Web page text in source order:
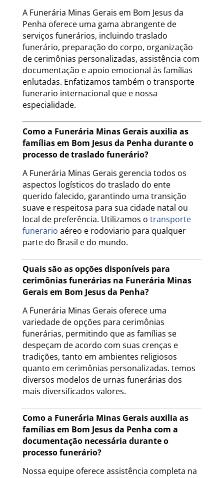
A Funerária Minas Gerais em Bom Jesus da
Penha oferece uma gama abrangente de
serviços funerários, incluindo traslado
funerário, preparação do corpo, organização
de cerimônias personalizadas, assistência com
documentação e apoio emocional às famílias
enlutadas. Enfatizamos também o transporte
funerario internacional que e nossa
especialidade.
Como a Funerária Minas Gerais auxilia as
famílias em Bom Jesus da Penha durante o
processo de traslado funerário?
A Funerária Minas Gerais gerencia todos os
aspectos logísticos do traslado do ente
querido falecido, garantindo uma transição
suave e respeitosa para sua cidade natal ou
local de preferência. Utilizamos o transporte
funerario aéreo e rodoviario para qualquer
parte do Brasil e do mundo.
Quais são as opções disponíveis para
cerimônias funerárias na Funerária Minas
Gerais em Bom Jesus da Penha?
A Funerária Minas Gerais oferece uma
variedade de opções para cerimônias
funerárias, permitindo que as famílias se
despeçam de acordo com suas crenças e
tradições, tanto em ambientes religiosos
quanto em cerimônias personalizadas. temos
diversos modelos de urnas funerárias dos
mais diversificados valores.
Como a Funerária Minas Gerais auxilia as
famílias em Bom Jesus da Penha com a
documentação necessária durante o
processo funerário?
Nossa equipe oferece assistência completa na